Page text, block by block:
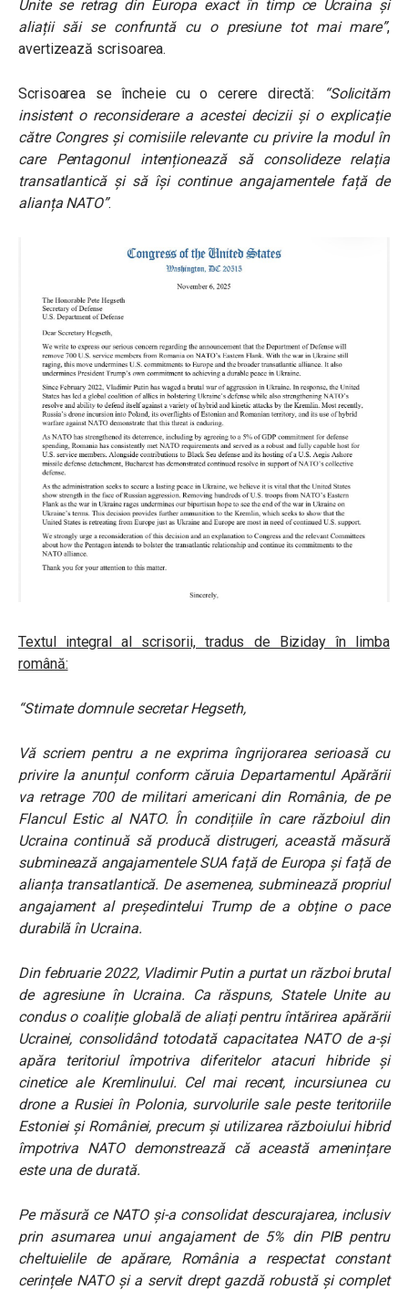
Unite se retrag din Europa exact în timp ce Ucraina și
aliații săi se confruntă cu o presiune tot mai mare”,
avertizează scrisoarea.
Scrisoarea se încheie cu o cerere directă:
“Solicităm
insistent o reconsiderare a acestei decizii și o explicație
către Congres și comisiile relevante cu privire la modul în
care Pentagonul intenționează să consolideze relația
transatlantică și să își continue angajamentele față de
alianța NATO”.
Textul integral al scrisorii, tradus de Biziday în limba
română:
“Stimate domnule secretar Hegseth,
Vă scriem pentru a ne exprima îngrijorarea serioasă cu
privire la anunțul conform căruia Departamentul Apărării
va retrage 700 de militari americani din România, de pe
Flancul Estic al NATO. În condițiile în care războiul din
Ucraina continuă să producă distrugeri, această măsură
subminează angajamentele SUA față de Europa și față de
alianța transatlantică. De asemenea, subminează propriul
angajament al președintelui Trump de a obține o pace
durabilă în Ucraina.
Din februarie 2022, Vladimir Putin a purtat un război brutal
de agresiune în Ucraina. Ca răspuns, Statele Unite au
condus o coaliție globală de aliați pentru întărirea apărării
Ucrainei, consolidând totodată capacitatea NATO de a-și
apăra teritoriul împotriva diferitelor atacuri hibride și
cinetice ale Kremlinului. Cel mai recent, incursiunea cu
drone a Rusiei în Polonia, survolurile sale peste teritoriile
Estoniei și României, precum și utilizarea războiului hibrid
împotriva NATO demonstrează că această amenințare
este una de durată.
Pe măsură ce NATO și-a consolidat descurajarea, inclusiv
prin asumarea unui angajament de 5% din PIB pentru
cheltuielile de apărare, România a respectat constant
cerințele NATO și a servit drept gazdă robustă și complet